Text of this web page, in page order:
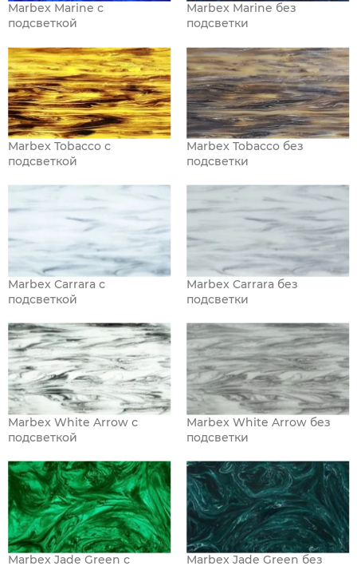
Marbex Marine с
подсветкой
Marbex Marine без
подсветки
Marbex Tobacco с
подсветкой
Marbex Tobacco без
подсветки
Marbex Carrara с
подсветкой
Marbex Carrara без
подсветки
Marbex White Arrow с
подсветкой
Marbex White Arrow без
подсветки
Marbex Jade Green с
Marbex Jade Green без